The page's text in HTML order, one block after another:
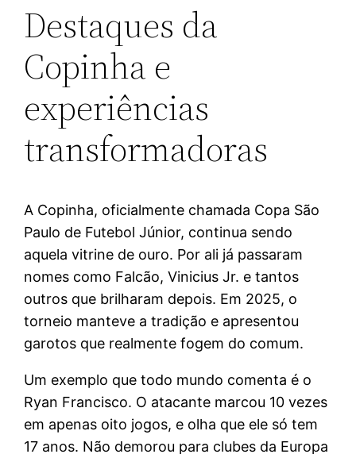
Destaques da
Copinha e
experiências
transformadoras
A Copinha, oficialmente chamada Copa São
Paulo de Futebol Júnior, continua sendo
aquela vitrine de ouro. Por ali já passaram
nomes como Falcão, Vinicius Jr. e tantos
outros que brilharam depois. Em 2025, o
torneio manteve a tradição e apresentou
garotos que realmente fogem do comum.
Um exemplo que todo mundo comenta é o
Ryan Francisco. O atacante marcou 10 vezes
em apenas oito jogos, e olha que ele só tem
17 anos. Não demorou para clubes da Europa